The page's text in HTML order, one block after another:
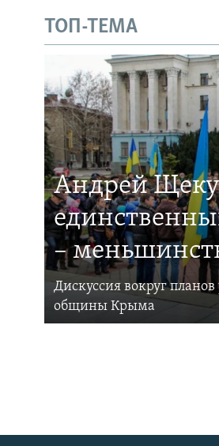
ТОП-ТЕМА
Андрей
–
Дискуссия вокруг
общины Крыма